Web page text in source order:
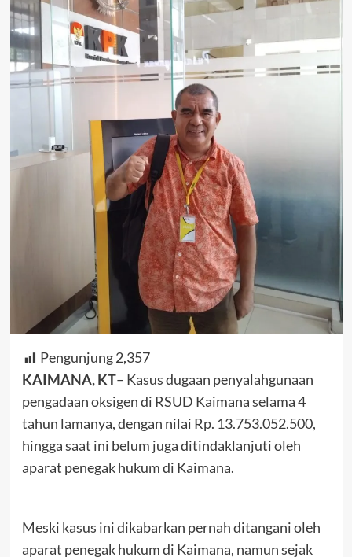
Pengunjung 2,357
KAIMANA, KT– Kasus dugaan penyalahgunaan
pengadaan oksigen di RSUD Kaimana selama 4
tahun lamanya, dengan nilai Rp. 13.753.052.500,
hingga saat ini belum juga ditindaklanjuti oleh
aparat penegak hukum di Kaimana.
Meski kasus ini dikabarkan pernah ditangani oleh
aparat penegak hukum di Kaimana, namun sejak